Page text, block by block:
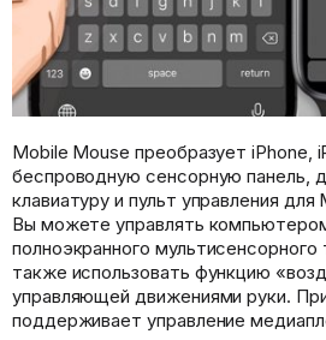
Mobile Mouse преобразует iPhone,
беспроводную сенсорную панель,
клавиатуру и пульт управления
Вы можете управлять
полноэкранного
также использовать функцию
управляющей движениями руки.
поддерживает управление